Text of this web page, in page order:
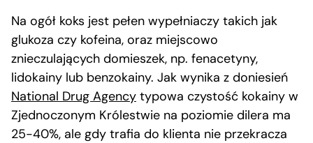
Na ogół koks jest pełen wypełniaczy takich jak
glukoza czy kofeina, oraz miejscowo
znieczulających domieszek, np. fenacetyny,
lidokainy lub benzokainy. Jak wynika z doniesień
National Drug Agency typowa czystość kokainy w
Zjednoczonym Królestwie na poziomie dilera ma
25-40%, ale gdy trafia do klienta nie przekracza